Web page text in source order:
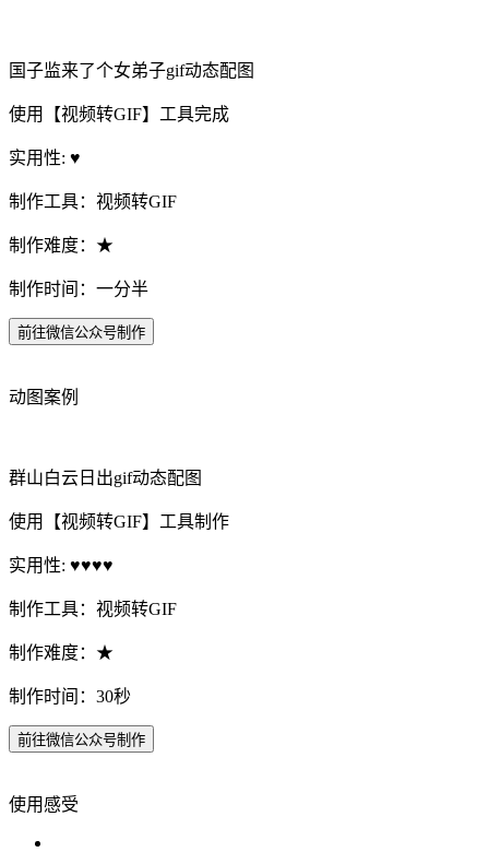
国子监来了个女弟子gif动态配图
使用【视频转GIF】工具完成
实用性: ♥
制作工具：视频转GIF
制作难度：★
制作时间：一分半
前往微信公众号制作
动图案例
群山白云日出gif动态配图
使用【视频转GIF】工具制作
实用性: ♥♥♥♥
制作工具：视频转GIF
制作难度：★
制作时间：30秒
前往微信公众号制作
使用感受